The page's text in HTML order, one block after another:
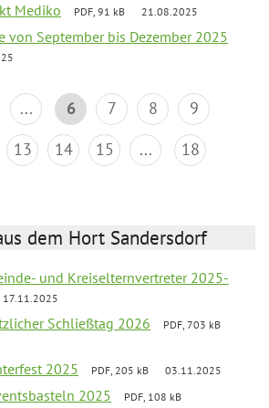
Mediko PDF, 91 kB 21.08.2025
von September bis Dezember 2025
... 6 7 8
9
13 14 15 ... 18
dem Hort Sandersdorf
und Kreiselternvertreter 2025-
17.11.2025
Schließtag 2026
PDF, 703 kB
2025 PDF, 205 kB 03.11.2025
2025
PDF, 108 kB